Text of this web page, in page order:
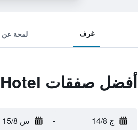
غرف لمحة عن
أفضل صفقات Argolis Hotel
ج 14/8 - س 15/8